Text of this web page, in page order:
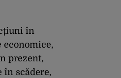
în
economice,
prezent,
în scădere,